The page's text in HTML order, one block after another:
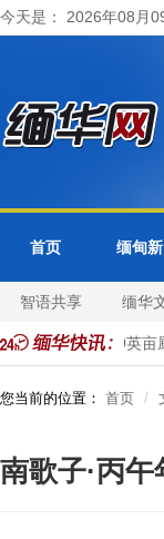
今天是： 2026年08月
首页 缅甸
智语共享 缅华
季已完成2,600英亩厨
您当前的位置： 首页
南歌子·丙